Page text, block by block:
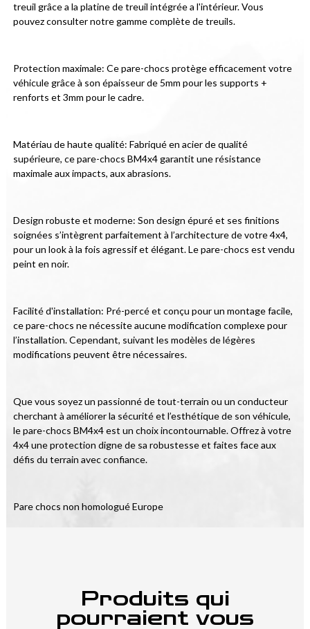
treuil grâce a la platine de treuil intégrée a l'intérieur. Vous
pouvez consulter notre gamme complète de treuils.
Protection maximale: Ce pare-chocs protège efficacement votre
véhicule grâce à son épaisseur de 5mm pour les supports +
renforts et 3mm pour le cadre.
Matériau de haute qualité: Fabriqué en acier de qualité
supérieure, ce pare-chocs BM4x4 garantit une résistance
maximale aux impacts, aux abrasions.
Design robuste et moderne: Son design épuré et ses finitions
soignées s’intègrent parfaitement à l’architecture de votre 4x4,
pour un look à la fois agressif et élégant. Le pare-chocs est vendu
peint en noir.
Facilité d'installation: Pré-percé et conçu pour un montage facile,
ce pare-chocs ne nécessite aucune modification complexe pour
l’installation. Cependant, suivant les modèles de légères
modifications peuvent être nécessaires.
Que vous soyez un passionné de tout-terrain ou un conducteur
cherchant à améliorer la sécurité et l’esthétique de son véhicule,
le pare-chocs BM4x4 est un choix incontournable. Offrez à votre
4x4 une protection digne de sa robustesse et faites face aux
défis du terrain avec confiance.
Pare chocs non homologué Europe
Produits qui
pourraient vous